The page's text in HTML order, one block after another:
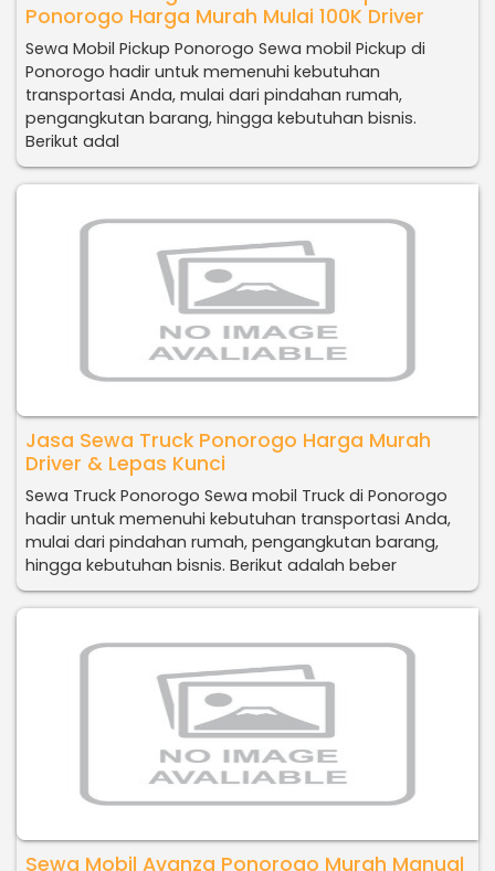
Ponorogo Harga Murah Mulai 100K Driver
Sewa Mobil Pickup Ponorogo Sewa mobil Pickup di
Ponorogo hadir untuk memenuhi kebutuhan
transportasi Anda, mulai dari pindahan rumah,
pengangkutan barang, hingga kebutuhan bisnis.
Berikut adal
Jasa Sewa Truck Ponorogo Harga Murah
Driver & Lepas Kunci
Sewa Truck Ponorogo Sewa mobil Truck di Ponorogo
hadir untuk memenuhi kebutuhan transportasi Anda,
mulai dari pindahan rumah, pengangkutan barang,
hingga kebutuhan bisnis. Berikut adalah beber
Sewa Mobil Avanza Ponorogo Murah Manual